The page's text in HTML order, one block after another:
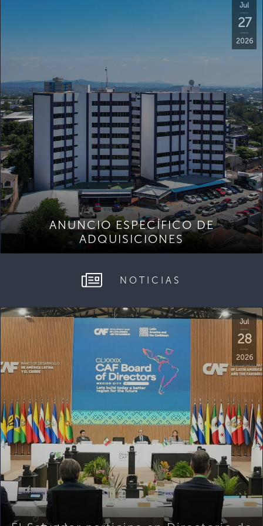
Jul
27
2026
ANUNCIO ESPECÍFICO DE
ADQUISICIONES
NOTICIAS
Jul
28
2026